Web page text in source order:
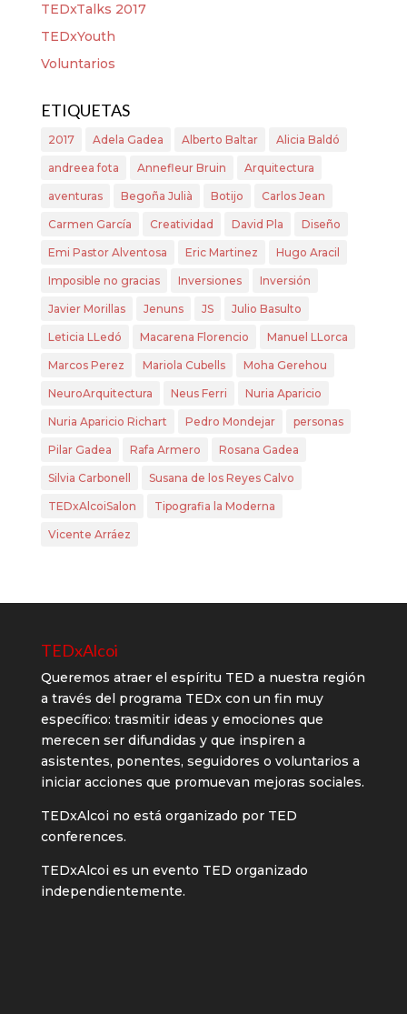
TEDxTalks 2017
TEDxYouth
Voluntarios
ETIQUETAS
2017 Adela Gadea Alberto Baltar Alicia Baldó
andreea fota Annefleur Bruin Arquitectura
aventuras Begoña Julià Botijo Carlos Jean
Carmen García Creatividad David Pla Diseño
Emi Pastor Alventosa Eric Martinez Hugo Aracil
Imposible no gracias Inversiones Inversión
Javier Morillas Jenuns JS Julio Basulto
Leticia LLedó Macarena Florencio Manuel LLorca
Marcos Perez Mariola Cubells Moha Gerehou
NeuroArquitectura Neus Ferri Nuria Aparicio
Nuria Aparicio Richart Pedro Mondejar personas
Pilar Gadea Rafa Armero Rosana Gadea
Silvia Carbonell Susana de los Reyes Calvo
TEDxAlcoiSalon Tipografia la Moderna
Vicente Arráez
TEDxAlcoi
Queremos atraer el espíritu TED a nuestra región
a través del programa TEDx con un fin muy
específico: trasmitir ideas y emociones que
merecen ser difundidas y que inspiren a
asistentes, ponentes, seguidores o voluntarios a
iniciar acciones que promuevan mejoras sociales.
TEDxAlcoi no está organizado por TED
conferences.
TEDxAlcoi es un evento TED organizado
independientemente.